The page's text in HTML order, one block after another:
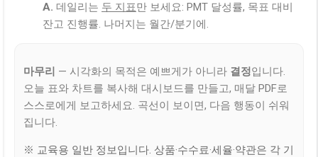
A. 데일리는 두 지표만 보세요: PMT 달성률, 목표 대비
잔고 진행률. 나머지는 월간/분기에.
마무리 — 시각화의 목적은 예쁘게가 아니라 결정입니다.
오늘 표와 차트를 복사해 대시보드를 만들고, 매달 PDF로
스스로에게 보고하세요. 곡선이 보이면, 다음 행동이 쉬워
집니다.
※ 교육용 일반 정보입니다. 상품·수수료·세율·약관은 각 기